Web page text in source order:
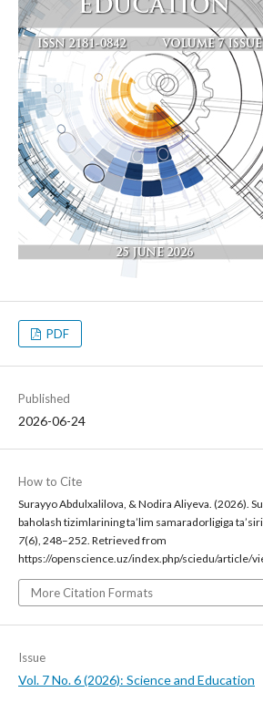
PDF
Published
2026-06-24
How to Cite
Surayyo Abdulxalilova, & Nodira Aliyeva. (2026).
baholash tizimlarining ta’lim samaradorligiga ta’siri
7(6), 248–252. Retrieved from
https://openscience.uz/index.php/sciedu/article/
More Citation Formats
Issue
Vol. 7 No. 6 (2026): Science and Education